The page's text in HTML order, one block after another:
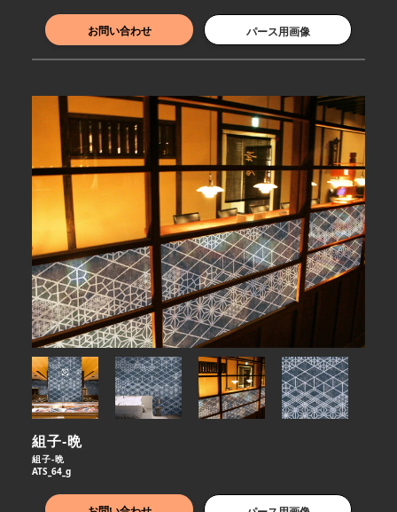
お問い合わせ パース用画像
組子-晩
組子-晩
ATS_64_g